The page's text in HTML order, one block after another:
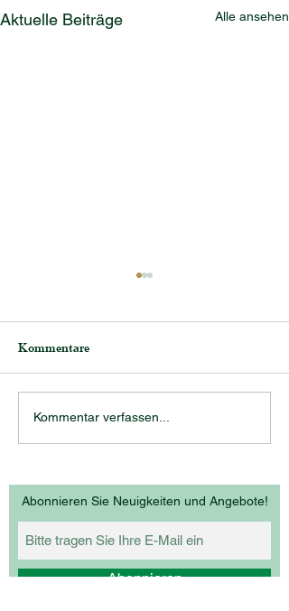
Aktuelle Beiträge Alle ansehen
2x Sortensieger
Kommentare
Kommentar verfassen...
Abonnieren Sie Neuigkeiten und Angebote!
Abonnieren